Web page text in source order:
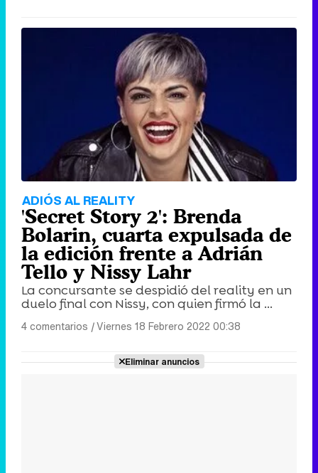
ADIÓS AL REALITY
'Secret Story 2': Brenda
Bolarin, cuarta expulsada de
la edición frente a Adrián
Tello y Nissy Lahr
La concursante se despidió del reality en un
duelo final con Nissy, con quien firmó la ...
4 comentarios |Viernes 18 Febrero 2022 00:38
Eliminar anuncios